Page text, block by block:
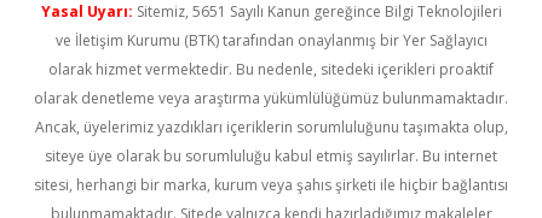
Yasal Uyarı: Sitemiz, 5651 Sayılı Kanun gereğince Bilgi Teknolojileri
ve İletişim Kurumu (BTK) tarafından onaylanmış bir Yer Sağlayıcı
olarak hizmet vermektedir. Bu nedenle, sitedeki içerikleri proaktif
olarak denetleme veya araştırma yükümlülüğümüz bulunmamaktadır.
Ancak, üyelerimiz yazdıkları içeriklerin sorumluluğunu taşımakta olup,
siteye üye olarak bu sorumluluğu kabul etmiş sayılırlar. Bu internet
sitesi, herhangi bir marka, kurum veya şahıs şirketi ile hiçbir bağlantısı
bulunmamaktadır. Sitede yalnızca kendi hazırladığımız makaleler